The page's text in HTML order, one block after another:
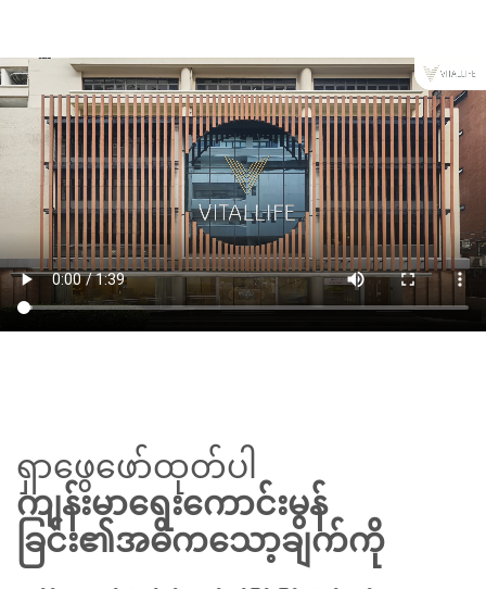
ရှာဖွေဖော်ထုတ်ပါ
ကျန်းမာရေးကောင်းမွန်
ခြင်း၏အဓိကသော့ချက်ကို